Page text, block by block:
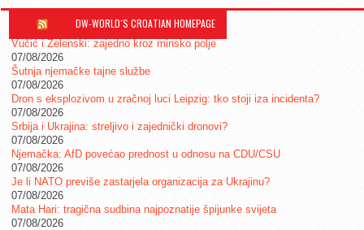
DW-WORLD´S CROATIAN HOMEPAGE
Vučić i Zelenski: zajedno kroz minsko polje
07/08/2026
Šutnja njemačke tajne službe
07/08/2026
Dron s eksplozivom u zračnoj luci Leipzig: tko stoji iza incidenta?
07/08/2026
Srbija i Ukrajina: streljivo i zajednički dronovi?
07/08/2026
Njemačka: AfD povećao prednost u odnosu na CDU/CSU
07/08/2026
Je li NATO previše zastarjela organizacija za Ukrajinu?
07/08/2026
Mata Hari: tragična sudbina najpoznatije špijunke svijeta
07/08/2026